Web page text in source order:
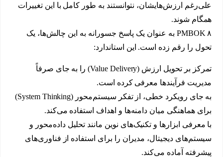
علی‌رغم ارزش‌هایشان، نتوانستند به طور کامل با این تغییرات
همگام شوند.
PMBOK ۸ به عنوان یک پاسخ جسورانه به این چالش‌ها، یک
تحول را رقم زده است. این استاندارد:
تمرکز بر تحویل ارزش (Value Delivery) را به جای صرفاً
مدیریت فرآیندها معرفی کرده است.
به جای رویکرد خطی، از تفکر سیستم‌محور (System Thinking)
برای هماهنگی میان دامنه‌ها و اهداف استفاده می‌کند.
با معرفی ابزارها و تکنیک‌های نوین مانند تحلیل داده‌محور و
سیستم‌های دیجیتال، مدیران را برای استفاده از فناوری‌های
پیشرفته آماده می‌کند.